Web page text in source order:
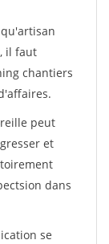
il faut
chantiers
peut
et
dans
se